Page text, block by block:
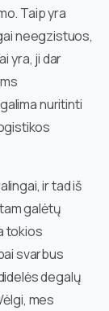
Taip yra
neegzistuos,
yra, ji dar
nuritinti
ir tad iš
galėtų
tokios
svarbus
degalų
mes